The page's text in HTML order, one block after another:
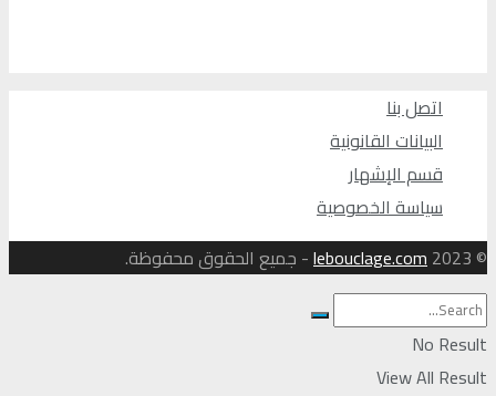
اتصل بنا
البيانات القانونية
قسم الإشهار
سياسة الخصوصية
© 2023
lebouclage.com- جميع الحقوق محفوظة.
No Result
View All Result